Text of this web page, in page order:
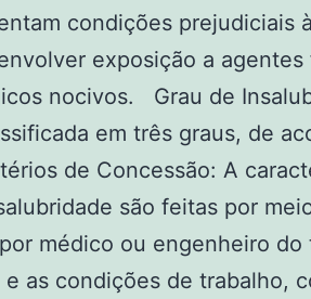
condições prejudiciais
exposição a agentes
nocivos. Grau de
em três graus, de
de Concessão: A
são feitas por
médico ou engenheiro do
as condições de trabalho,